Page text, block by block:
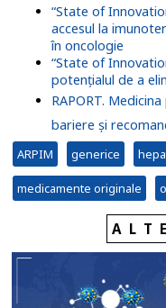
“State of
accesul la
în oncologie
“State of
potențialul de a
RAPORT.
bariere și
ARPIM generice
medicamente originale